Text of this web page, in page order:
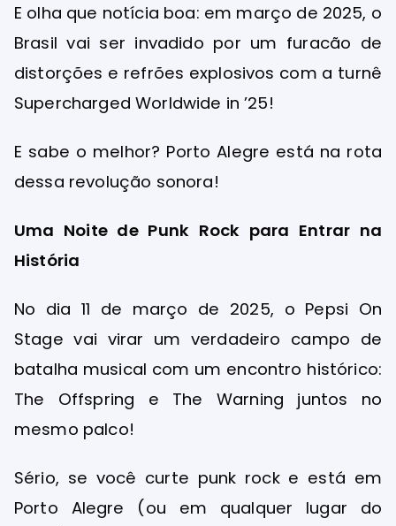
E olha que notícia boa: em março de 2025, o
Brasil vai ser invadido por um furacão de
distorções e refrões explosivos com a turnê
Supercharged Worldwide in ’25!
E sabe o melhor? Porto Alegre está na rota
dessa revolução sonora!
Uma Noite de Punk Rock para Entrar na
História
No dia 11 de março de 2025, o Pepsi On
Stage vai virar um verdadeiro campo de
batalha musical com um encontro histórico:
The Offspring e The Warning juntos no
mesmo palco!
Sério, se você curte punk rock e está em
Porto Alegre (ou em qualquer lugar do